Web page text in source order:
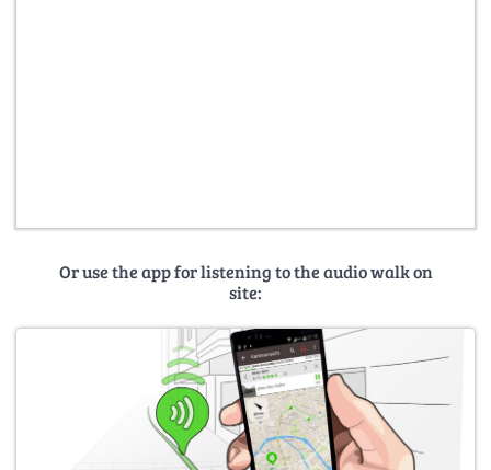
Or use the app for listening to the audio walk on
site: